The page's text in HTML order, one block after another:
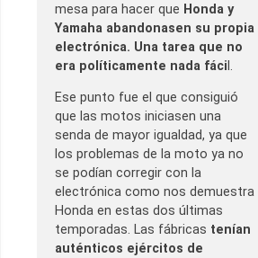
mesa para hacer que Honda y
Yamaha abandonasen su propia
electrónica. Una tarea que no
era políticamente nada fáci l.
Ese punto fue el que consiguió
que las motos iniciasen una
senda de mayor igualdad, ya que
los problemas de la moto ya no
se podían corregir con la
electrónica como nos demuestra
Honda en estas dos últimas
temporadas. Las fábricas tenían
auténticos ejércitos de